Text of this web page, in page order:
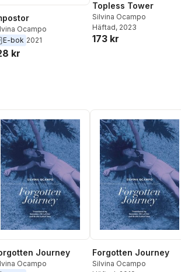
Ocampo
E-bok 2021
kr
Topless Tower
Silvina Ocampo
Häftad, 2023
173 kr
Journey
Ocampo
Forgotten Journey
Silvina Ocampo